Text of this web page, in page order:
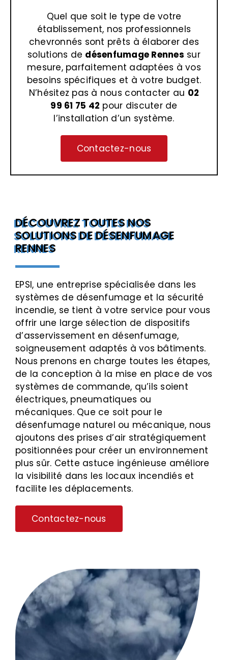
Quel que soit le type de votre
établissement, nos professionnels
chevronnés sont prêts à élaborer des
solutions de désenfumage Rennes sur
mesure, parfaitement adaptées à vos
besoins spécifiques et à votre budget.
N’hésitez pas à nous contacter au 02
99 61 75 42 pour discuter de
l’installation d’un système.
Contactez-nous
DÉCOUVREZ TOUTES NOS
SOLUTIONS DE DÉSENFUMAGE
RENNES
EPSI, une entreprise spécialisée dans les
systèmes de désenfumage et la sécurité
incendie, se tient à votre service pour vous
offrir une large sélection de dispositifs
d’asservissement en désenfumage,
soigneusement adaptés à vos bâtiments.
Nous prenons en charge toutes les étapes,
de la conception à la mise en place de vos
systèmes de commande, qu’ils soient
électriques, pneumatiques ou
mécaniques. Que ce soit pour le
désenfumage naturel ou mécanique, nous
ajoutons des prises d’air stratégiquement
positionnées pour créer un environnement
plus sûr. Cette astuce ingénieuse améliore
la visibilité dans les locaux incendiés et
facilite les déplacements.
Contactez-nous